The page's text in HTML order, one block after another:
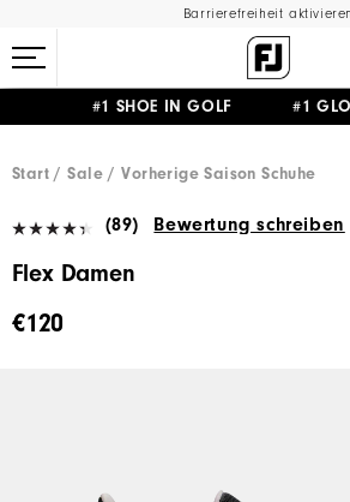
Barrierefreiheit aktivieren
#1 SHOE IN GOLF #1
Start
Sale Vorherige Saison Schuhe
(89) Bewertung schreiben
Flex Damen
€120